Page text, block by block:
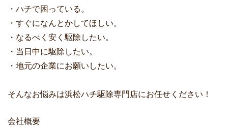
・ハチで困っている。
・すぐになんとかしてほしい。
・なるべく安く駆除したい。
・当日中に駆除したい。
・地元の企業にお願いしたい。
そんなお悩みは浜松ハチ駆除専門店にお任せください！
会社概要